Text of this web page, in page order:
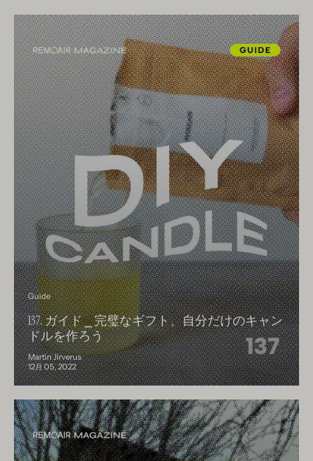
Guide
137. ガイド ⎯ 完璧なギフト、自分だけのキャン
ドルを作ろう
Martin Jirverus
12月 05, 2022